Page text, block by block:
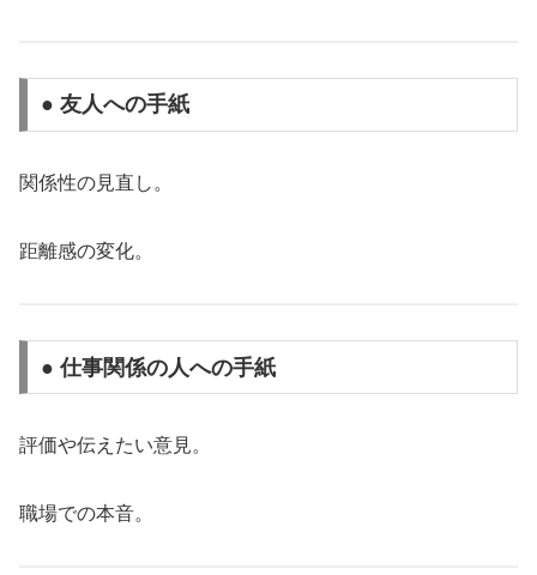
● 友人への手紙
関係性の見直し。
距離感の変化。
● 仕事関係の人への手紙
評価や伝えたい意見。
職場での本音。